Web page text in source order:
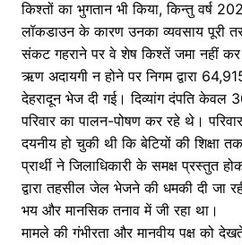
किश्तों का भुगतान भी किया, किन्तु वर्ष
लॉकडाउन के कारण उनका व्यवसाय पूरी
संकट गहराने पर वे शेष किश्तें जमा नहीं
ऋण अदायगी न होने पर निगम द्वारा
देहरादून भेज दी गई। दिव्यांग दंपति
परिवार का पालन-पोषण कर रहे थे।
दयनीय हो चुकी थी कि बेटियों की शिक्षा
प्रार्थी ने जिलाधिकारी के समक्ष प्रस्तुत
द्वारा तहसील जेल भेजने की धमकी दी जा
भय और मानसिक तनाव में जी रहा था।
मामले की गंभीरता और मानवीय पक्ष को